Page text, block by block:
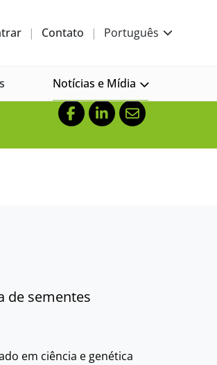
Contato Português
Notícias e Mídia
Compartilhe isso no
FacebookLinkedIn
Mail
de sementes
em ciência e genética